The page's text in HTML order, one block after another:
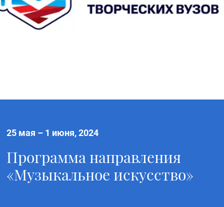
25 мая – 1 июня, 2024
Программа направления
«Музыкальное искусство»